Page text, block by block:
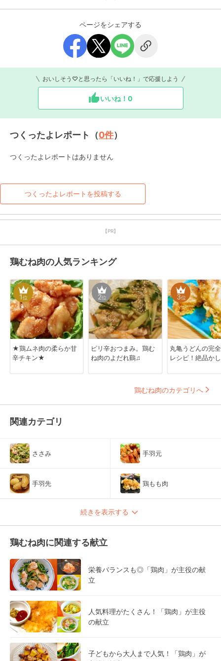
ページをシェアする
おいしそう♡と思ったら「いいね！」で応援しよう
いいね！ 0
つくったよレポート（0件）
つくったよレポートはありません
つくったよレポートを投稿する
【PR】
鶏むね肉の人気ランキング
1位
★鶏ムネ肉の柔らか甘
辛チキン★
2位
ピリ辛おつまみ。鶏む
ね肉のよだれ鷄♫
3位
丸亀うどんの完
レシピ！絶品か
鶏むね肉のカテゴリへ
関連カテゴリ
ささみ 手羽元
手羽先 鶏もも肉
続きを表示する
鶏むね肉に関連する献立
栄養バランスも◎「鶏肉」が主役の献
立
人気料理がたくさん！「鶏肉」が主役
の献立
子どもから大人まで人気！「鶏肉」が